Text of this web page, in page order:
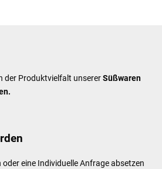
der Produktvielfalt unsererSüßwaren
eine Individuelle Anfrage absetzen